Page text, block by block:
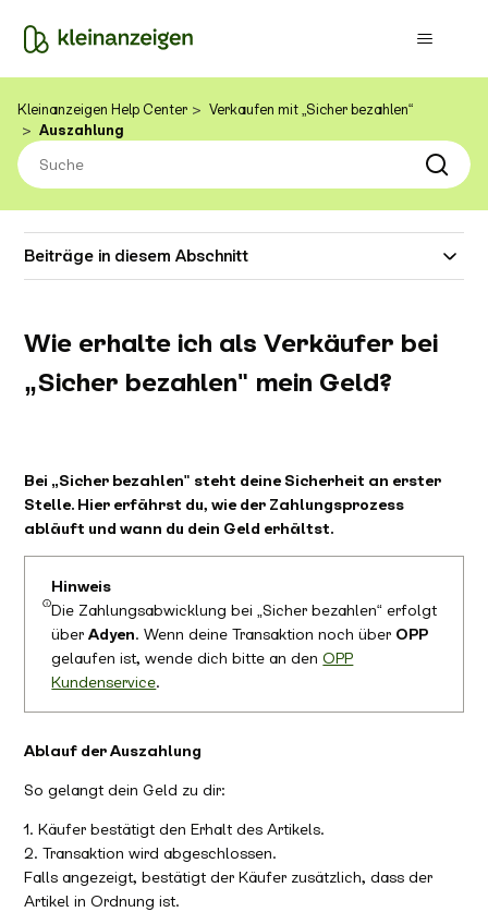
Kleinanzeigen Help Center
Verkaufen mit „Sicher bezahlen“
Auszahlung
Beiträge in diesem Abschnitt
Wie erhalte ich als Verkäufer bei
„Sicher bezahlen" mein Geld?
Bei „Sicher bezahlen" steht deine Sicherheit an erster
Stelle. Hier erfährst du, wie der Zahlungsprozess
abläuft und wann du dein Geld erhältst.
Hinweis
Die Zahlungsabwicklung bei „Sicher bezahlen“ erfolgt
überAdyen. Wenn deine Transaktion noch über OPP
gelaufen ist, wende dich bitte an denOPP
Kundenservice.
Ablauf der Auszahlung
So gelangt dein Geld zu dir:
1. Käufer bestätigt den Erhalt des Artikels.
2. Transaktion wird abgeschlossen.
Falls angezeigt, bestätigt der Käufer zusätzlich, dass der
Artikel in Ordnung ist.